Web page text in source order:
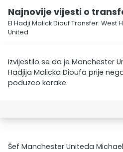
Najnovije vijesti o
El Hadji Malick Diouf Transfer: West
United
Izvijestilo se da je Manchester
Hadjija Malicka Dioufa prije
poduzeo korake.
Šef Manchester Uniteda